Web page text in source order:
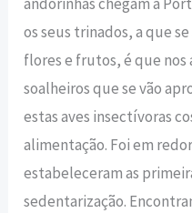
os seus trinados, a que
flores e frutos, é que nos
soalheiros que se vão
estas aves insectívoras
alimentação. Foi em
estabeleceram as
sedentarização.